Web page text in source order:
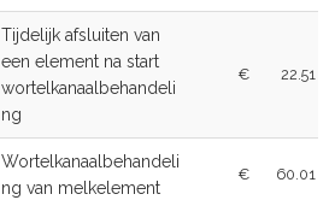
Tijdelijk afsluiten van
een element na start
wortelkanaalbehandeli
ng
€ 22.51
Wortelkanaalbehandeli
ng van melkelement
€ 60.01